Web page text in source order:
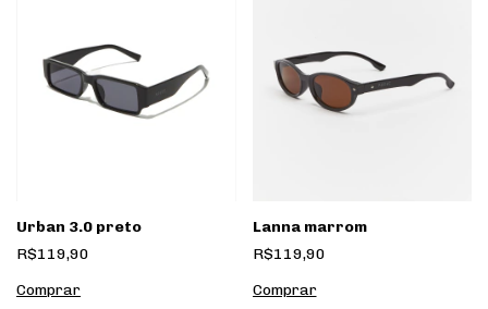
Urban 3.0 preto
R$119,90
Lanna marrom
R$119,90